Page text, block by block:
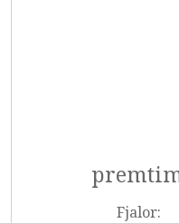
Fjalor: